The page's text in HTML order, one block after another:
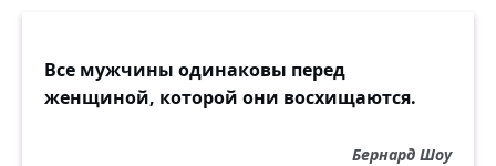
Все мужчины одинаковы перед
женщиной, которой они восхищаются.
Бернард Шоу